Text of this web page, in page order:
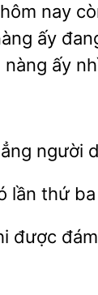
ấy
ấy
thứ ba
đám